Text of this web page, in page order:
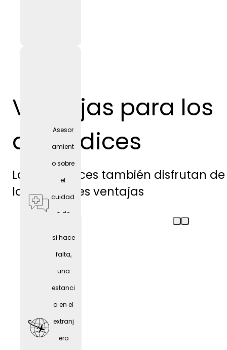
Asesor
amient
o sobre
el
cuidad
o de
Ventajas para los
aprendices
Los aprendices también disfrutan de
las siguientes ventajas
si hace
falta,
una
estanci
a en el
extranj
ero